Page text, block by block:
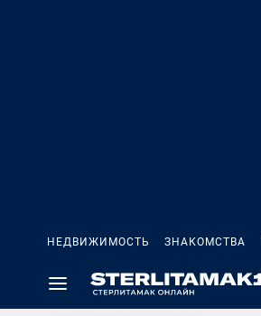
НЕДВИЖИМОСТЬ ЗНАКОМСТВА